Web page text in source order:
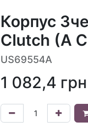
Корпус
Clutch (A
US69554A
1 082,4